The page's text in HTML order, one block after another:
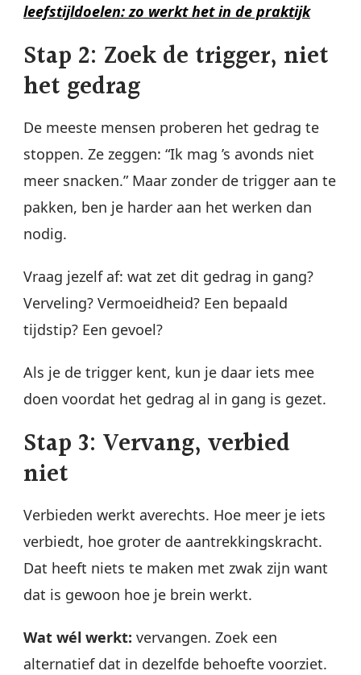
leefstijldoelen: zo werkt het in de praktijk
Stap 2: Zoek de trigger, niet
het gedrag
De meeste mensen proberen het gedrag te
stoppen. Ze zeggen: “Ik mag ’s avonds niet
meer snacken.” Maar zonder de trigger aan te
pakken, ben je harder aan het werken dan
nodig.
Vraag jezelf af: wat zet dit gedrag in gang?
Verveling? Vermoeidheid? Een bepaald
tijdstip? Een gevoel?
Als je de trigger kent, kun je daar iets mee
doen voordat het gedrag al in gang is gezet.
Stap 3: Vervang, verbied
niet
Verbieden werkt averechts. Hoe meer je iets
verbiedt, hoe groter de aantrekkingskracht.
Dat heeft niets te maken met zwak zijn want
dat is gewoon hoe je brein werkt.
Wat wél werkt: vervangen. Zoek een
alternatief dat in dezelfde behoefte voorziet.